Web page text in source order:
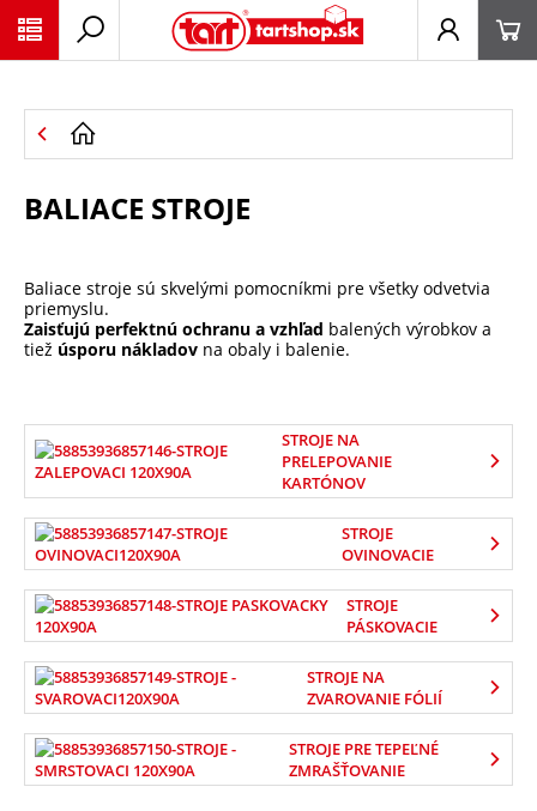
BALIACE STROJE
Baliace stroje sú skvelými pomocníkmi pre všetky odvetvia
priemyslu.
Zaisťujú perfektnú ochranu a vzhľad balených výrobkov a
tiež úsporu nákladov na obaly i balenie.
STROJE NA
PRELEPOVANIE
KARTÓNOV
STROJE
OVINOVACIE
STROJE
PÁSKOVACIE
STROJE NA
ZVAROVANIE FÓLIÍ
STROJE PRE TEPEĽNÉ
ZMRAŠŤOVANIE